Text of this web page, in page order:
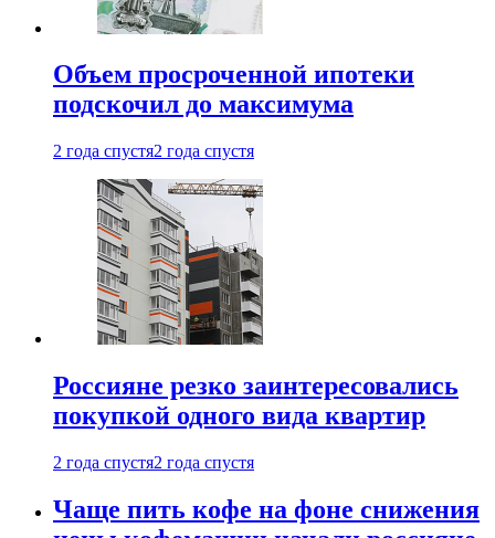
Объем просроченной ипотеки
подскочил до максимума
2 года спустя2 года спустя
Россияне резко заинтересовались
покупкой одного вида квартир
2 года спустя2 года спустя
Чаще пить кофе на фоне снижения